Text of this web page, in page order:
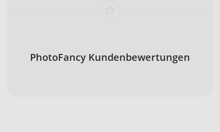
PhotoFancy Kundenbewertungen